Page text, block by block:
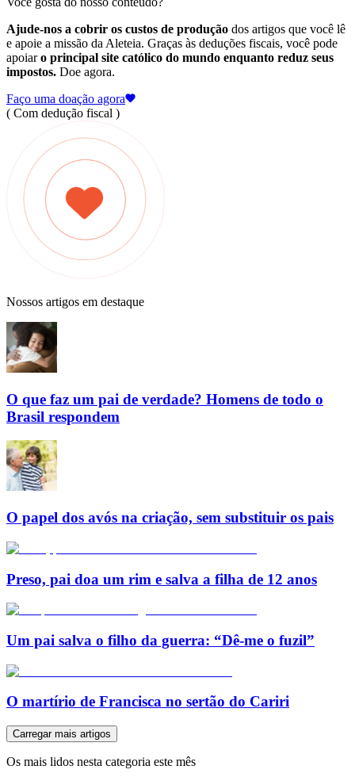
Ajude-nos a cobrir os custos de produção dos artigos que você lê
e apoie a missão da Aleteia. Graças às deduções fiscais, você pode
apoiaro principal site católico do mundo enquanto reduz seus
impostos. Doe agora.
Faço uma doação agora
( Com dedução fiscal )
Nossos artigos em destaque
O que faz um pai de verdade? Homens de todo o
Brasil respondem
O papel dos avós na criação, sem substituir os pais
Preso, pai doa um rim e salva a filha de 12 anos
Um pai salva o filho da guerra: “Dê-me o fuzil”
O martírio de Francisca no sertão do Cariri
Carregar mais artigos
Os mais lidos nesta categoria este mês